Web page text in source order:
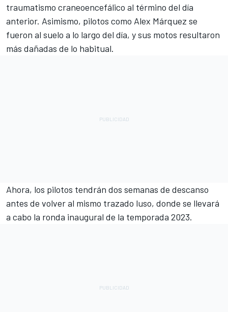
traumatismo craneoencefálico al término del día
anterior. Asimismo, pilotos como Alex Márquez se
fueron al suelo a lo largo del día, y sus motos resultaron
más dañadas de lo habitual.
Ahora, los pilotos tendrán dos semanas de descanso
antes de volver al mismo trazado luso, donde se llevará
a cabo la ronda inaugural de la temporada 2023.